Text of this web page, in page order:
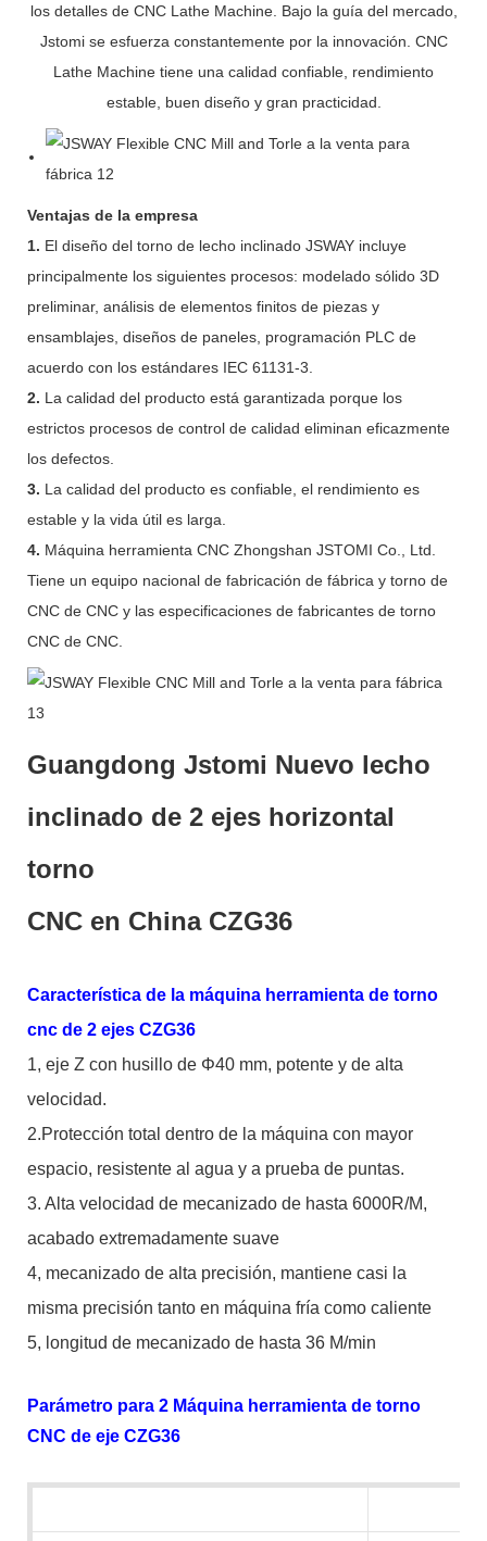
los detalles de CNC Lathe Machine. Bajo la guía del mercado,
Jstomi se esfuerza constantemente por la innovación. CNC
Lathe Machine tiene una calidad confiable, rendimiento
estable, buen diseño y gran practicidad.
Ventajas de la empresa
1. El diseño del torno de lecho inclinado JSWAY incluye
principalmente los siguientes procesos: modelado sólido 3D
preliminar, análisis de elementos finitos de piezas y
ensamblajes, diseños de paneles, programación PLC de
acuerdo con los estándares IEC 61131-3.
2. La calidad del producto está garantizada porque los
estrictos procesos de control de calidad eliminan eficazmente
los defectos.
3. La calidad del producto es confiable, el rendimiento es
estable y la vida útil es larga.
4. Máquina herramienta CNC Zhongshan JSTOMI Co., Ltd.
Tiene un equipo nacional de fabricación de fábrica y torno de
CNC de CNC y las especificaciones de fabricantes de torno
CNC de CNC.
Guangdong Jstomi Nuevo lecho
inclinado de 2 ejes horizontal
torno
CNC en China CZG36
Característica de la máquina herramienta de torno
cnc de 2 ejes CZG36
1, eje Z con husillo de Φ40 mm, potente y de alta
velocidad.
2.Protección total dentro de la máquina con mayor
espacio, resistente al agua y a prueba de puntas.
3. Alta velocidad de mecanizado de hasta 6000R/M,
acabado extremadamente suave
4, mecanizado de alta precisión, mantiene casi la
misma precisión tanto en máquina fría como caliente
5, longitud de mecanizado de hasta 36 M/min
Parámetro para 2 Máquina herramienta de torno
CNC de eje CZG36